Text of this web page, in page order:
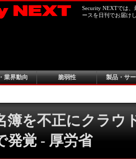
Security NEXTでは
ースを日刊でお届け
業界動向 脆弱性 製品・サ
簿を不正にクラウ
発覚 - 厚労省